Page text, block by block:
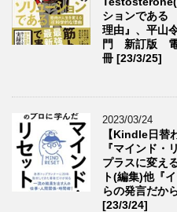
ションである
理由』、平山
門 新訂版 電
冊 [23/3/25]
2023/03/24
【Kindle日替
『マインド
プラスに変え
ト(編集)他『
らの発言だか
[23/3/24]